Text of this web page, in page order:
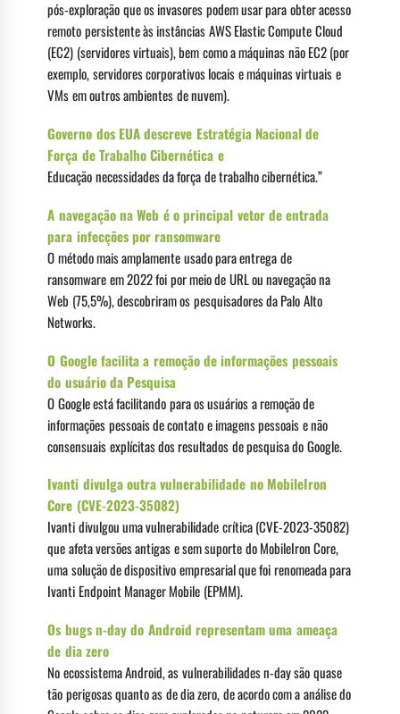
pós-exploração que os invasores podem usar para obter acesso
remoto persistente às instâncias AWS Elastic Compute Cloud
(EC2) (servidores virtuais), bem como a máquinas não EC2 (por
exemplo, servidores corporativos locais e máquinas virtuais e
VMs em outros ambientes de nuvem).
Governo dos EUA descreve Estratégia Nacional de
Força de Trabalho Cibernética e
Educação necessidades da força de trabalho cibernética.”
A navegação na Web é o principal vetor de entrada
para infecções por ransomware
O método mais amplamente usado para entrega de
ransomware em 2022 foi por meio de URL ou navegação na
Web (75,5%), descobriram os pesquisadores da Palo Alto
Networks.
O Google facilita a remoção de informações pessoais
do usuário da Pesquisa
O Google está facilitando para os usuários a remoção de
informações pessoais de contato e imagens pessoais e não
consensuais explícitas dos resultados de pesquisa do Google.
Ivanti divulga outra vulnerabilidade no MobileIron
Core (CVE-2023-35082)
Ivanti divulgou uma vulnerabilidade crítica (CVE-2023-35082)
que afeta versões antigas e sem suporte do MobileIron Core,
uma solução de dispositivo empresarial que foi renomeada para
Ivanti Endpoint Manager Mobile (EPMM).
Os bugs n-day do Android representam uma ameaça
de dia zero
No ecossistema Android, as vulnerabilidades n-day são quase
tão perigosas quanto as de dia zero, de acordo com a análise do